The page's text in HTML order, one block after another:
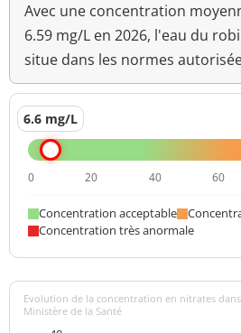
Avec une concentration
6.59 mg/L en 2026, l'eau du
situe dans les normes
6.6 mg/L
0 20 40 60
Concentration acceptable
Concentration très anormale
Evolution de la concentration en nitrates
Ministère de la Santé